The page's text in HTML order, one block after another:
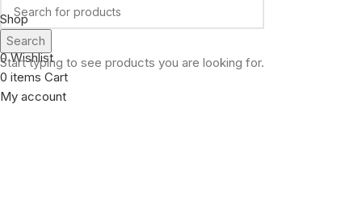
Search
Start typing to see products you are looking for.
Shop
Filters
0Wishlist
0 items Cart
My account